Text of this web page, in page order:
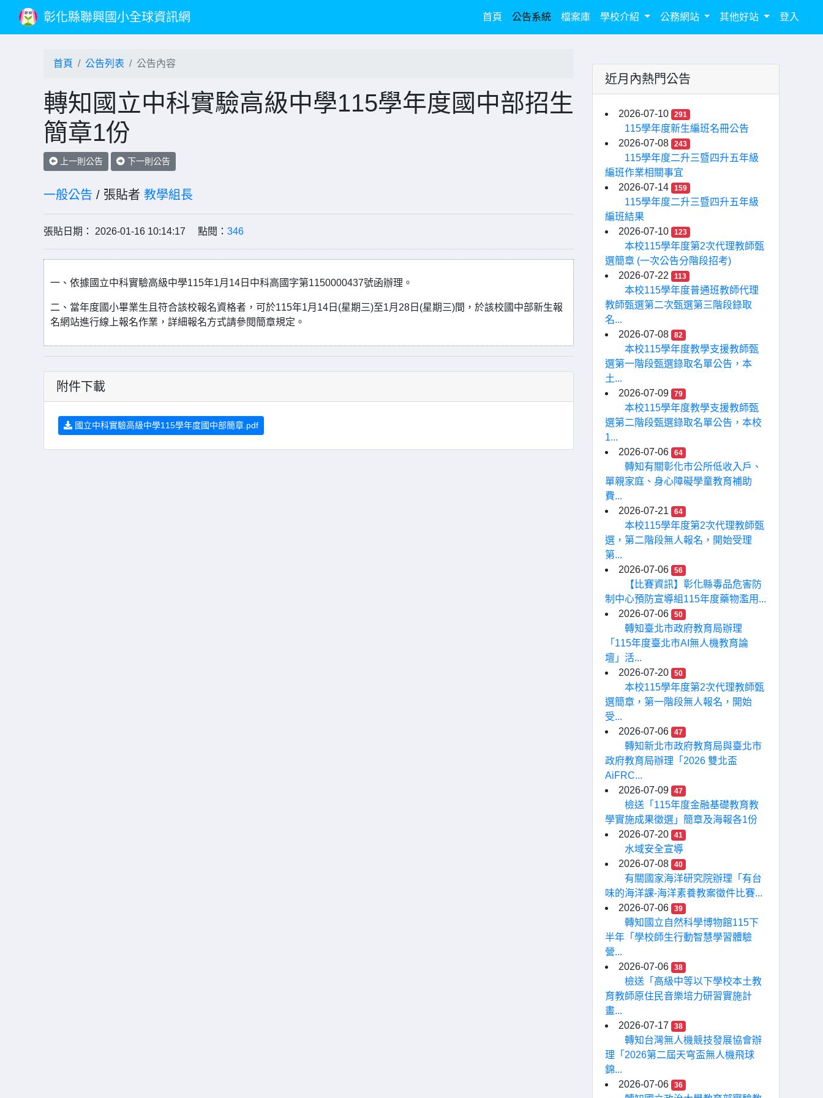
彰化縣聯興國小全球資訊網 首頁(current)
公告系統 檔案庫 學校介紹 公務網站 其他好站 登入
首頁 公告列表 公告內容
轉知國立中科實驗高級中學115學年度國中部招生
簡章1份
上一則公告 下一則公告
一般公告 / 張貼者 教學組長
張貼日期： 2026-01-16 10:14:17 點閱： 346
一、依據國立中科實驗高級中學115年1月14日中科高國字第1150000437號函辦理。
二、當年度國小畢業生且符合該校報名資格者，可於115年1月14日(星期三)至1月28日(星期三)間，於該校國中部新生報
名網站進行線上報名作業，詳細報名方式請參閱簡章規定。
附件下載
國立中科實驗高級中學115學年度國中部簡章.pdf
近月內熱門公告
2026-07-10 291
115學年度新生編班名冊公告
2026-07-08
243
115學年度二升三暨四升五年級
編班作業相關事宜
2026-07-14
159
115學年度二升三暨四升五年級
編班結果
2026-07-10
123
本校115學年度第2次代理教師甄
選簡章 (一次公告分階段招考)
2026-07-22
113
本校115學年度普通班教師代理
教師甄選第二次甄選第三階段錄取
名...
2026-07-08
82
本校115學年度教學支援教師甄
選第一階段甄選錄取名單公告，本
土...
2026-07-09
79
本校115學年度教學支援教師甄
選第二階段甄選錄取名單公告，本校
1...
2026-07-06
64
轉知有關彰化市公所低收入戶、
單親家庭、身心障礙學童教育補助
費...
2026-07-21
64
本校115學年度第2次代理教師甄
選，第二階段無人報名，開始受理
第...
2026-07-06
56
【比賽資訊】彰化縣毒品危害防
制中心預防宣導組115年度藥物濫用...
2026-07-06
50
轉知臺北市政府教育局辦理
「115年度臺北市AI無人機教育論
壇」活...
2026-07-20
50
本校115學年度第2次代理教師甄
選簡章，第一階段無人報名，開始
受...
2026-07-06
47
轉知新北市政府教育局與臺北市
政府教育局辦理「2026 雙北盃
AiFRC...
2026-07-09
47
檢送「115年度金融基礎教育教
學實施成果徵選」簡章及海報各1份
2026-07-20
41
水域安全宣導
2026-07-08
40
有關國家海洋研究院辦理「有台
味的海洋課-海洋素養教案徵件比賽...
2026-07-06
39
轉知國立自然科學博物館115下
半年「學校師生行動智慧學習體驗
營...
2026-07-06
38
檢送「高級中等以下學校本土教
育教師原住民音樂培力研習實施計
畫...
2026-07-17
38
轉知台灣無人機競技發展協會辦
理「2026第二屆天穹盃無人機飛球
錦...
2026-07-06
36